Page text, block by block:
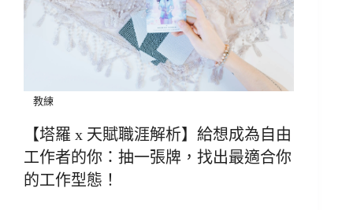
教練
【塔羅 x 天賦職涯解析】給想成為自由
工作者的你：抽一張牌，找出最適合你
的工作型態！